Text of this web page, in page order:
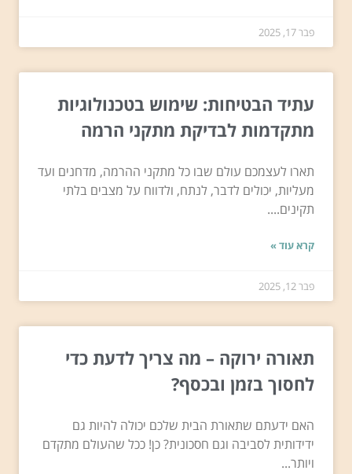
פבר 17, 2025
עתיד הבטיחות: שימוש בטכנולוגיות
מתקדמות לבדיקת מתקני הרמה
תארו לעצמכם עולם שבו כל מתקני ההרמה, מדחנים ועד
מעליות, יכולים לדבר, לנתח, ולדווח על מצבים בלתי
תקינים....
קרא עוד »
פבר 12, 2025
תאורה ירוקה – מה צריך לדעת כדי
לחסוך בזמן ובכסף?
האם ידעתם שתאורת הבית שלכם יכולה להיות גם
ידידותית לסביבה וגם חסכונית? כן! ככל שהעולם מתקדם
ויותר...